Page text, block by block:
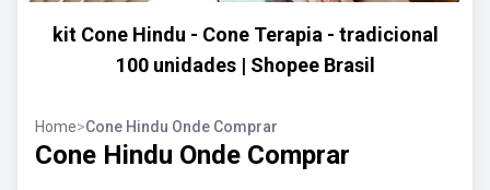
kit Cone Hindu - Cone Terapia - tradicional
100 unidades | Shopee Brasil
Home>Cone Hindu Onde Comprar
Cone Hindu Onde Comprar